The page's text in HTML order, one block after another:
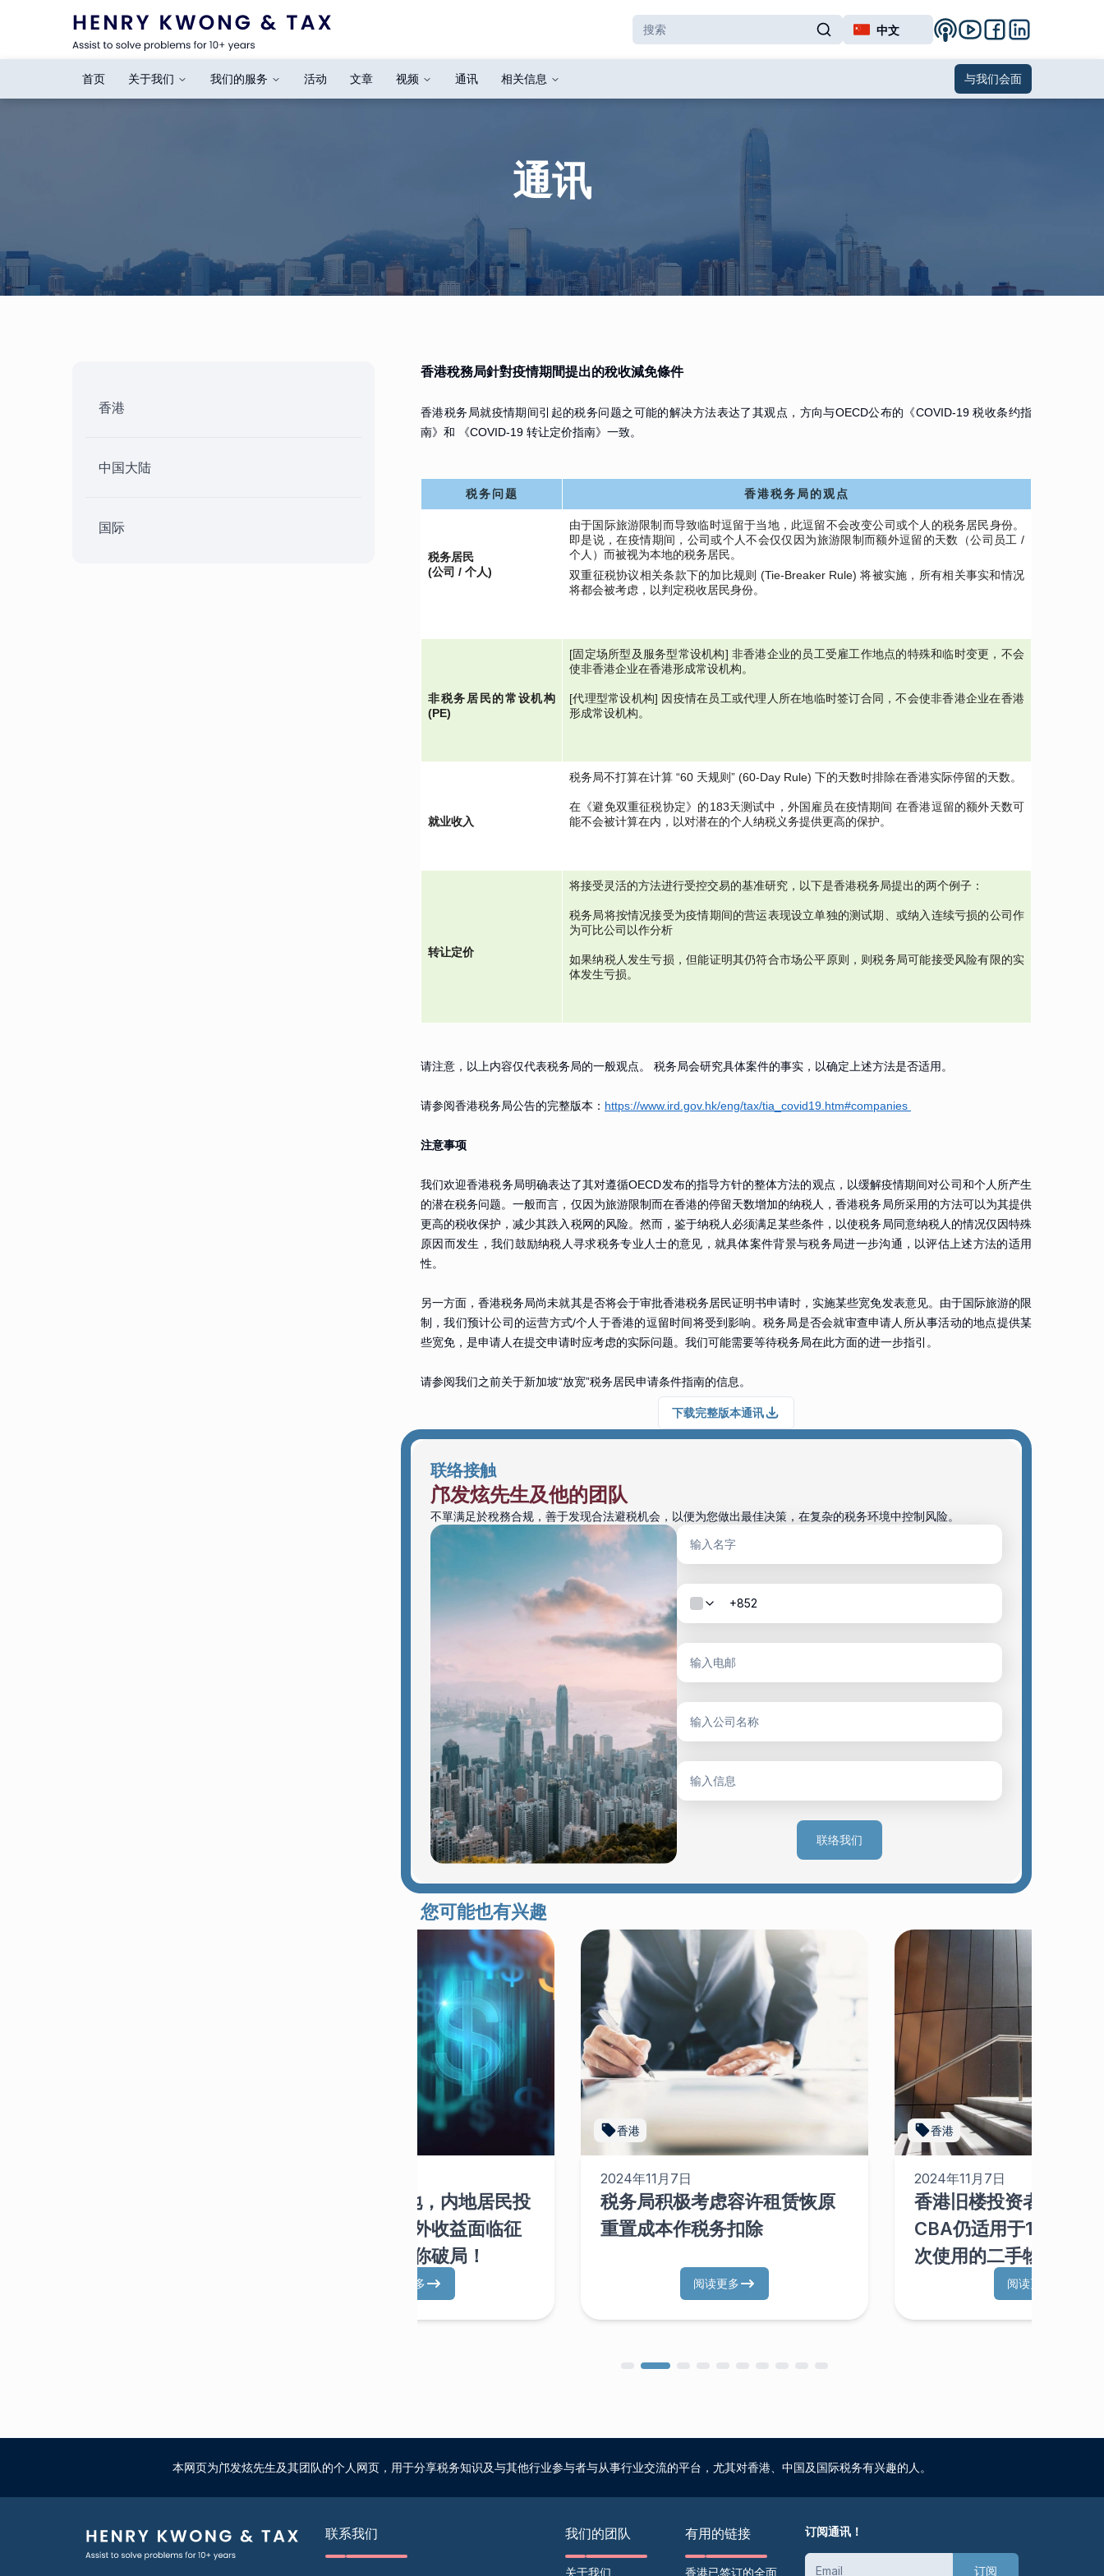
中文
首页 关于我们 我们的服务 活动 文章 视频 通讯 相关信息 与我们会面
通讯
香港
中国大陆
国际
香港稅務局針對疫情期間提出的稅收減免條件
香港税务局就疫情期间引起的税务问题之可能的解决方法表达了其观点，方向与OECD公布的《COVID-19 税收条约指
南》和 《COVID-19 转让定价指南》一致。
税务问题 香港税务局的观点
税务居民
(公司 / 个人)
由于国际旅游限制而导致临时逗留于当地，此逗留不会改变公司或个人的税务居民身份。
即是说，在疫情期间，公司或个人不会仅仅因为旅游限制而额外逗留的天数（公司员工 /
个人）而被视为本地的税务居民。
双重征税协议相关条款下的加比规则 (Tie-Breaker Rule) 将被实施，所有相关事实和情况
将都会被考虑，以判定税收居民身份。
非税务居民的常设机构
(PE)
[固定场所型及服务型常设机构] 非香港企业的员工受雇工作地点的特殊和临时变更，不会
使非香港企业在香港形成常设机构。
[代理型常设机构] 因疫情在员工或代理人所在地临时签订合同，不会使非香港企业在香港
形成常设机构。
就业收入
税务局不打算在计算 “60 天规则” (60-Day Rule) 下的天数时排除在香港实际停留的天数。
在《避免双重征税协定》的183天测试中，外国雇员在疫情期间 在香港逗留的额外天数可
能不会被计算在内，以对潜在的个人纳税义务提供更高的保护。
转让定价
将接受灵活的方法进行受控交易的基准研究，以下是香港税务局提出的两个例子：
税务局将按情况接受为疫情期间的营运表现设立单独的测试期、或纳入连续亏损的公司作
为可比公司以作分析
如果纳税人发生亏损，但能证明其仍符合市场公平原则，则税务局可能接受风险有限的实
体发生亏损。
请注意，以上内容仅代表税务局的一般观点。 税务局会研究具体案件的事实，以确定上述方法是否适用。
请参阅香港税务局公告的完整版本： https://www.ird.gov.hk/eng/tax/tia_covid19.htm#companies
注意事项
我们欢迎香港税务局明确表达了其对遵循OECD发布的指导方针的整体方法的观点，以缓解疫情期间对公司和个人所产生
的潜在税务问题。一般而言，仅因为旅游限制而在香港的停留天数增加的纳税人，香港税务局所采用的方法可以为其提供
更高的税收保护，减少其跌入税网的风险。然而，鉴于纳税人必须满足某些条件，以使税务局同意纳税人的情况仅因特殊
原因而发生，我们鼓励纳税人寻求税务专业人士的意见，就具体案件背景与税务局进一步沟通，以评估上述方法的适用
性。
另一方面，香港税务局尚未就其是否将会于审批香港税务居民证明书申请时，实施某些宽免发表意见。由于国际旅游的限
制，我们预计公司的运营方式/个人于香港的逗留时间将受到影响。税务局是否会就审查申请人所从事活动的地点提供某
些宽免，是申请人在提交申请时应考虑的实际问题。我们可能需要等待税务局在此方面的进一步指引。
请参阅我们之前关于新加坡“放宽”税务居民申请条件指南的信息。
下载完整版本通讯
联络接触
邝发炫先生及他的团队
不單满足於稅務合规，善于发现合法避税机会，以便为您做出最佳决策，在复杂的税务环境中控制风险。
联络我们
您可能也有兴趣
2025年CRS落地，内地居民投
资港股美股，境外收益面临征
税？两条路径助你破局！
阅读更多
香港
2024年11月7日
税务局积极考虑容许租赁恢原
重置成本作税务扣除
阅读更多
香港
2024年11月7日
香港旧楼投资者的好
CBA仍适用于1998/99
次使用的二手物业
阅读更多
本网页为邝发炫先生及其团队的个人网页，用于分享税务知识及与其他行业参与者与从事行业交流的平台，尤其对香港、中国及国际税务有兴趣的人。
联系我们 我们的团队
关于我们
有用的链接
香港已签订的全面
订阅通讯！
订阅